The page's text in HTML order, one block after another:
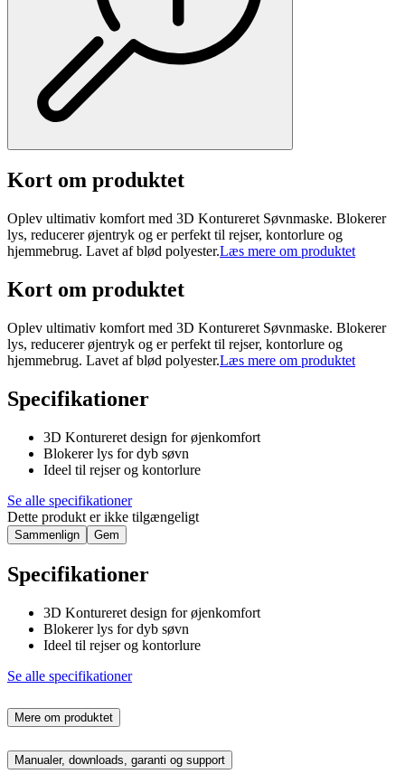
Kort om produktet
Oplev ultimativ komfort med 3D Kontureret Søvnmaske. Blokerer
lys, reducerer øjentryk og er perfekt til rejser, kontorlure og
hjemmebrug. Lavet af blød polyester.Læs mere om produktet
Kort om produktet
Oplev ultimativ komfort med 3D Kontureret Søvnmaske. Blokerer
lys, reducerer øjentryk og er perfekt til rejser, kontorlure og
hjemmebrug. Lavet af blød polyester.Læs mere om produktet
Specifikationer
3D Kontureret design for øjenkomfort
Blokerer lys for dyb søvn
Ideel til rejser og kontorlure
Se alle specifikationer
Dette produkt er ikke tilgængeligt
Sammenlign Gem
Specifikationer
3D Kontureret design for øjenkomfort
Blokerer lys for dyb søvn
Ideel til rejser og kontorlure
Se alle specifikationer
Mere om produktet
Manualer, downloads, garanti og support